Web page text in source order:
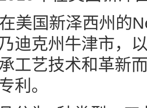
美国新泽西州的
迪克州牛津市，
工艺技术和革新
利。